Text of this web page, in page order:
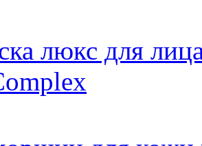
люкс для